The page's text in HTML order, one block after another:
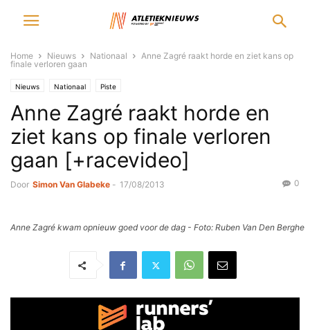
Home Nieuws Nationaal
Anne Zagré raakt horde en ziet kans op
finale verloren gaan
Nieuws Nationaal Piste
Anne Zagré raakt horde en
ziet kans op finale verloren
gaan [+racevideo]
Door Simon Van Glabeke - 17/08/2013 0
Anne Zagré kwam opnieuw goed voor de dag - Foto: Ruben Van Den Berghe